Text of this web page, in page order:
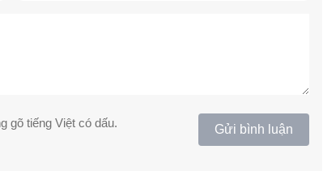
gõ tiếng Việt có dấu. Gửi bình luận